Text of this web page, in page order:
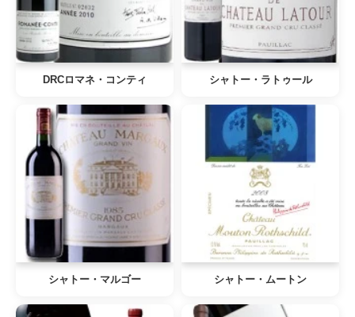
DRCロマネ・コンティ シャトー・ラトゥール
シャトー・マルゴー シャトー・ムートン